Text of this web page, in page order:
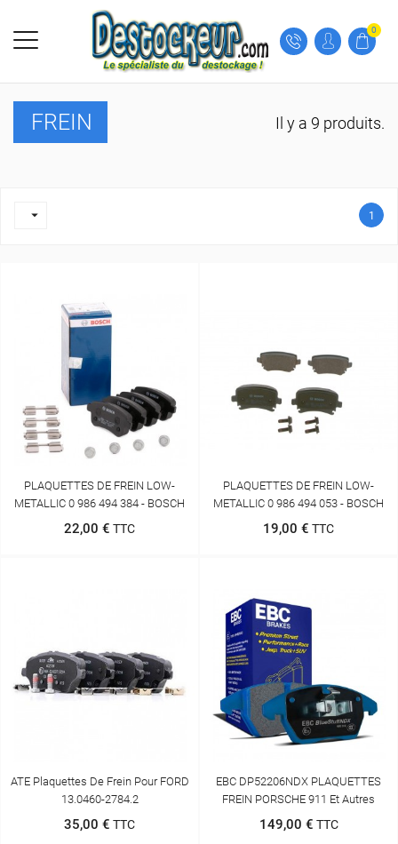
0
FREIN Il y a 9 produits.
 1
PLAQUETTES DE FREIN LOW-
METALLIC 0 986 494 384 - BOSCH
22,00 € TTC
PLAQUETTES DE FREIN LOW-
METALLIC 0 986 494 053 - BOSCH
19,00 € TTC
ATE Plaquettes De Frein Pour FORD
13.0460-2784.2
35,00 € TTC
EBC DP52206NDX PLAQUETTES
FREIN PORSCHE 911 Et Autres
149,00 € TTC